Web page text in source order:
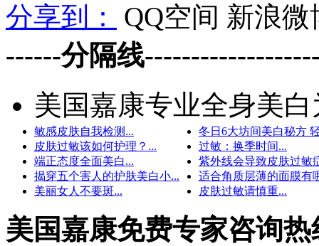
分享到：
QQ空间 新浪微
------分隔线
美国嘉康专业全身美
敏感皮肤自我检测...
冬日6大坊间美白秘方
皮肤过敏该如何护理？...
过敏：换季时间...
端正态度全面美白...
紫外线会导致皮肤过敏
揭穿五个害人的护肤美白小...
适合角质层薄的面膜有
美丽女人不要斑...
皮肤过敏请慎重...
美国嘉康免费专家咨询热